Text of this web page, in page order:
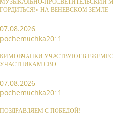
МУЗЫКАЛЬНО-ПРОСВЕТИТЕЛЬСКИЙ
ГОРДИТЬСЯ!» НА ВЕНЕВСКОМ ЗЕМЛЕ
07.08.2026
pochemuchka2011
КИМОВЧАНКИ УЧАСТВУЮТ В
УЧАСТНИКАМ СВО
07.08.2026
pochemuchka2011
ПОЗДРАВЛЯЕМ С ПОБЕДОЙ!